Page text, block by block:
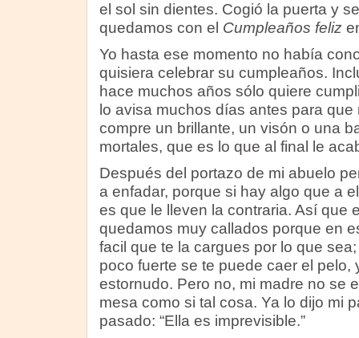
el sol sin dientes. Cogió la puerta y
quedamos con el Cumpleaños feliz
Yo hasta ese momento no había
quisiera celebrar su cumpleaños.
hace muchos años sólo quiere
lo avisa muchos días antes para
compre un brillante, un visón o una
mortales, que es lo que al final le
Después del portazo de mi abuelo
a enfadar, porque si hay algo que a
es que le lleven la contraria. Así que
quedamos muy callados porque en
facil que te la cargues por lo que
poco fuerte se te puede caer el pelo,
estornudo. Pero no, mi madre no se
mesa como si tal cosa. Ya lo dijo mi
pasado: “Ella es imprevisible.”